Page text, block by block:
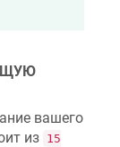
вашего
из 15